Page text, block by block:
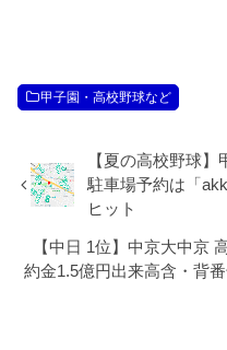
甲子園・高校野球など
【夏の高校野球
駐車場予約は「
ヒット
【中日 1位】中京大中京
約金1.5億円出来高含・背